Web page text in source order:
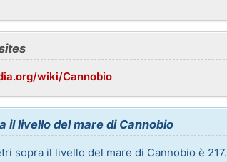
wiki/Cannobio
il livello del mare di Cannobio
sopra il livello del mare di Cannobio è 217.